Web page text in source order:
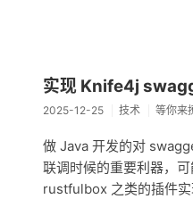
实现 Knife4j
2025-12-25 技术 等你来
做 Java 开发的对
联调时候的重要利器，
rustfulbox 之类的插件